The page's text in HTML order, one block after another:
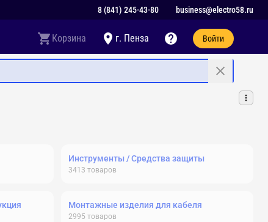
8 (841) 245-43-80 business@electro58.ru
Корзина г. Пенза Войти
Инструменты / Средства защиты
3413 товаров
Монтажные изделия для кабеля
2995 товаров